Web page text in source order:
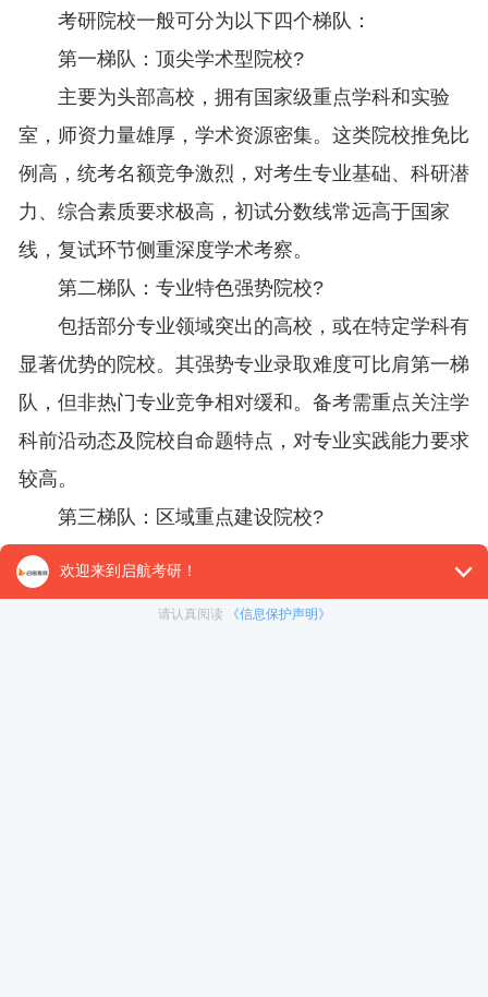
考研院校一般可分为以下四个梯队：
第一梯队：顶尖学术型院校?
主要为头部高校，拥有国家级重点学科和实验
室，师资力量雄厚，学术资源密集。这类院校推免比
例高，统考名额竞争激烈，对考生专业基础、科研潜
力、综合素质要求极高，初试分数线常远高于国家
线，复试环节侧重深度学术考察。
第二梯队：专业特色强势院校?
包括部分专业领域突出的高校，或在特定学科有
显著优势的院校。其强势专业录取难度可比肩第一梯
队，但非热门专业竞争相对缓和。备考需重点关注学
科前沿动态及院校自命题特点，对专业实践能力要求
较高。
第三梯队：区域重点建设院校?
可度。统考招生规模通常较大，分数线贴近或略高于